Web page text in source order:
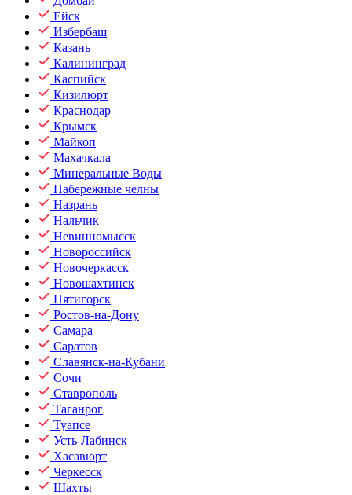
Ейск
Избербаш
Казань
Калининград
Каспийск
Кизилюрт
Краснодар
Крымск
Майкоп
Махачкала
Минеральные Воды
Набережные челны
Назрань
Нальчик
Невинномысск
Новороссийск
Новочеркасск
Новошахтинск
Пятигорск
Ростов-на-Дону
Самара
Саратов
Славянск-на-Кубани
Сочи
Ставрополь
Таганрог
Туапсе
Усть-Лабинск
Хасавюрт
Черкесск
Шахты